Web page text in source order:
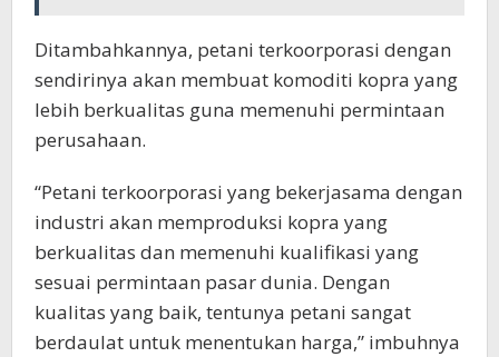
Ditambahkannya, petani terkoorporasi dengan
sendirinya akan membuat komoditi kopra yang
lebih berkualitas guna memenuhi permintaan
perusahaan.
“Petani terkoorporasi yang bekerjasama dengan
industri akan memproduksi kopra yang
berkualitas dan memenuhi kualifikasi yang
sesuai permintaan pasar dunia. Dengan
kualitas yang baik, tentunya petani sangat
berdaulat untuk menentukan harga,” imbuhnya